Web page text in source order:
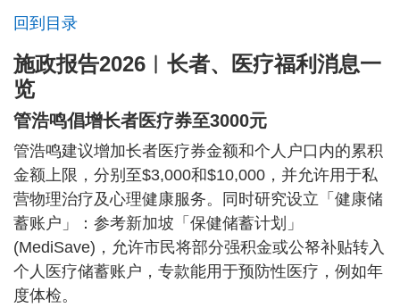
回到目录
施政报告2026︱长者、医疗福利消息一
览
管浩鸣倡增长者医疗券至3000元
管浩鸣建议增加长者医疗券金额和个人户口内的累积
金额上限，分别至$3,000和$10,000，并允许用于私
营物理治疗及心理健康服务。同时研究设立「健康储
蓄账户」：参考新加坡「保健储蓄计划」
(MediSave)，允许市民将部分强积金或公帑补贴转入
个人医疗储蓄账户，专款能用于预防性医疗，例如年
度体检。